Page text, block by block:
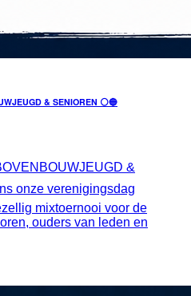
& SENIOREN ⚪🔵
&
onze verenigingsdag
mixtoernooi voor de
ouders van leden en